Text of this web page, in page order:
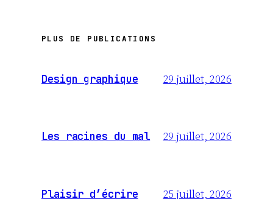
PLUS DE PUBLICATIONS
Design graphique 29 juillet, 2026
Les racines du mal 29 juillet, 2026
Plaisir d’écrire 25 juillet, 2026